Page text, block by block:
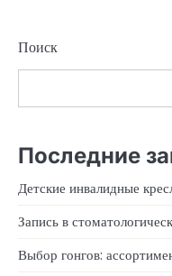
Поиск
Последние
Детские инвалидные
Запись в
Выбор гонгов: